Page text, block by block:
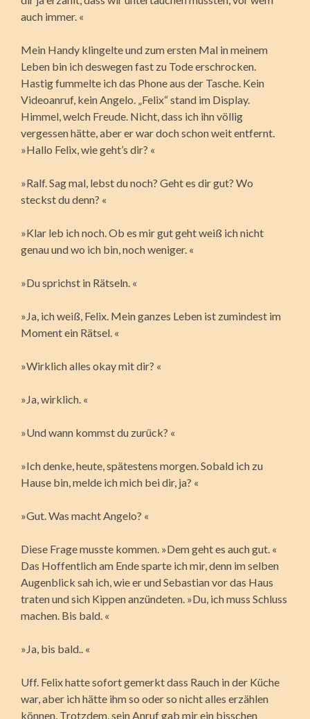
auch immer. «
Mein Handy klingelte und zum ersten Mal in meinem
Leben bin ich deswegen fast zu Tode erschrocken.
Hastig fummelte ich das Phone aus der Tasche. Kein
Videoanruf, kein Angelo. „Felix“ stand im Display.
Himmel, welch Freude. Nicht, dass ich ihn völlig
vergessen hätte, aber er war doch schon weit entfernt.
»Hallo Felix, wie geht’s dir? «
»Ralf. Sag mal, lebst du noch? Geht es dir gut? Wo
steckst du denn? «
»Klar leb ich noch. Ob es mir gut geht weiß ich nicht
genau und wo ich bin, noch weniger. «
»Du sprichst in Rätseln. «
»Ja, ich weiß, Felix. Mein ganzes Leben ist zumindest im
Moment ein Rätsel. «
»Wirklich alles okay mit dir? «
»Ja, wirklich. «
»Und wann kommst du zurück? «
»Ich denke, heute, spätestens morgen. Sobald ich zu
Hause bin, melde ich mich bei dir, ja? «
»Gut. Was macht Angelo? «
Diese Frage musste kommen. »Dem geht es auch gut. «
Das Hoffentlich am Ende sparte ich mir, denn im selben
Augenblick sah ich, wie er und Sebastian vor das Haus
traten und sich Kippen anzündeten. »Du, ich muss Schluss
machen. Bis bald. «
»Ja, bis bald.. «
Uff. Felix hatte sofort gemerkt dass Rauch in der Küche
war, aber ich hätte ihm so oder so nicht alles erzählen
können. Trotzdem, sein Anruf gab mir ein bisschen